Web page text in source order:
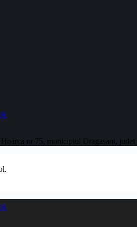
nr 75, municipiul Dragasani, judet